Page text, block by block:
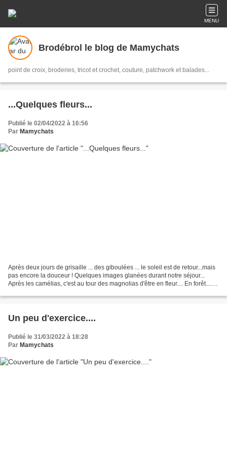
MENU
Brodébrol le blog de Mamychats
point de croix, broderies, tricot et crochet, couture, patchwork et balades...
...Quelques fleurs...
Publié le 02/04/2022 à 16:56
Par Mamychats
Après deux jours de grisaille ... des giboulées ... le soleil est de retour...mais
pas encore la douceur ! Quelques images glanées durant notre séjour...
Après les camélias, c'est au tour des magnolias d'être en fleur.... En forêt....
Un peu d'exercice....
Publié le 31/03/2022 à 18:28
Par Mamychats